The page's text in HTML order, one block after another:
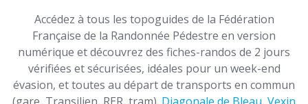
Accédez à tous les topoguides de la Fédération
Française de la Randonnée Pédestre en version
numérique et découvrez des fiches-randos de 2 jours
vérifiées et sécurisées, idéales pour un week-end
évasion, et toutes au départ de transports en commun